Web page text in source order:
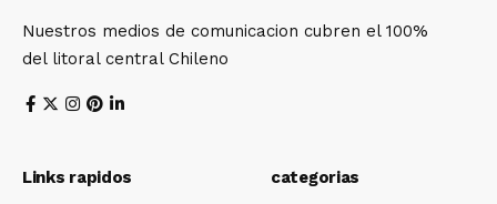
Nuestros medios de comunicacion cubren el 100%
del litoral central Chileno
Links rapidos categorias